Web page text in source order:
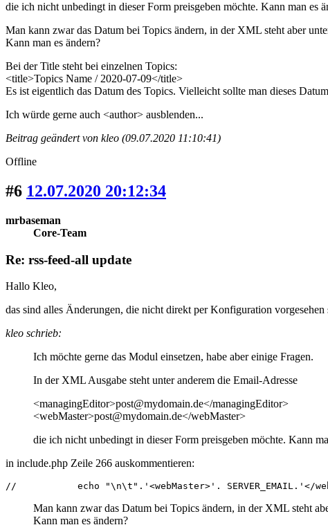
die ich nicht unbedingt in dieser Form preisgeben möchte. Kann man es
Man kann zwar das Datum bei Topics ändern, in der XML steht aber
Kann man es ändern?
Bei der Title steht bei einzelnen Topics:
<title>Topics Name / 2020-07-09</title>
Es ist eigentlich das Datum des Topics. Vielleicht sollte man dieses
Ich würde gerne auch <author> ausblenden...
Beitrag geändert von kleo (09.07.2020 11:10:41)
Offline
#6 12.07.2020 20:12:34
mrbaseman
Core-Team
Re: rss-feed-all update
Hallo Kleo,
das sind alles Änderungen, die nicht direkt per Konfiguration
kleo schrieb:
Ich möchte gerne das Modul einsetzen, habe aber einige Fragen.
In der XML Ausgabe steht unter anderem die Email-Adresse
<managingEditor>post@mydomain.de</managingEditor>
<webMaster>post@mydomain.de</webMaster>
die ich nicht unbedingt in dieser Form preisgeben möchte. Kann
in include.php Zeile 266 auskommentieren:
//           echo "\n\t".'<webMaster>'. SERVER_EMAIL.'</
Man kann zwar das Datum bei Topics ändern, in der XML steht
Kann man es ändern?